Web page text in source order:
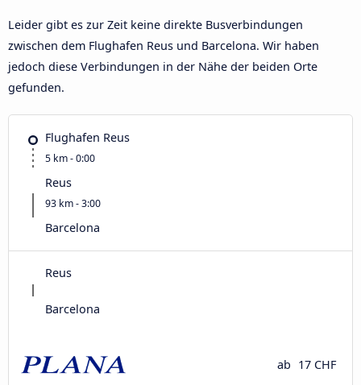
Leider gibt es zur Zeit keine direkte Busverbindungen
zwischen dem Flughafen Reus und Barcelona. Wir haben
jedoch diese Verbindungen in der Nähe der beiden Orte
gefunden.
Flughafen Reus
5 km - 0:00
Reus
93 km - 3:00
Barcelona
Reus
Barcelona
ab 17 CHF